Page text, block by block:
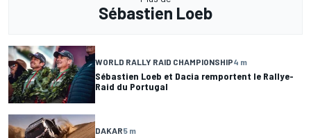
Sébastien Loeb
WORLD RALLY RAID CHAMPIONSHIP4 m
Sébastien Loeb et Dacia remportent le Rallye-
Raid du Portugal
DAKAR5 m